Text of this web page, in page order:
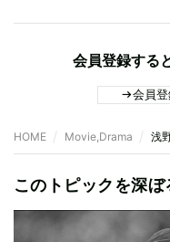
会員登録する
会員
HOME Movie,Drama 浅
このトピックを深ぼ